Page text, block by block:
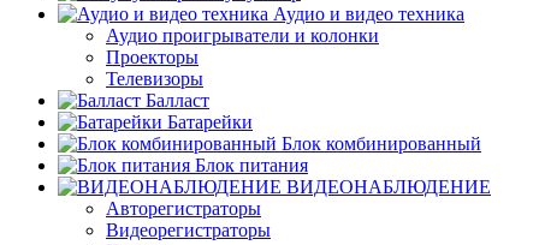
Аудио и видео техника
Аудио проигрыватели и колонки
Проекторы
Телевизоры
Балласт
Батарейки
Блок комбинированный
Блок питания
ВИДЕОНАБЛЮДЕНИЕ
Авторегистраторы
Видеорегистраторы